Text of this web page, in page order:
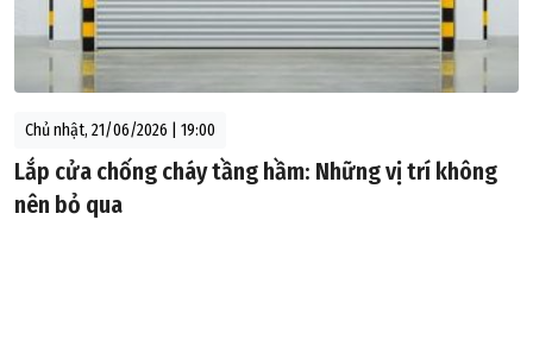
Chủ nhật, 21/06/2026 | 19:00
Lắp cửa chống cháy tầng hầm: Những vị trí không
nên bỏ qua